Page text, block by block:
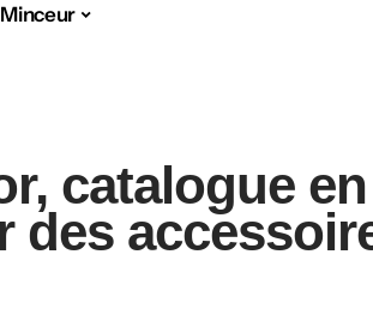
Minceur
catalogue
des